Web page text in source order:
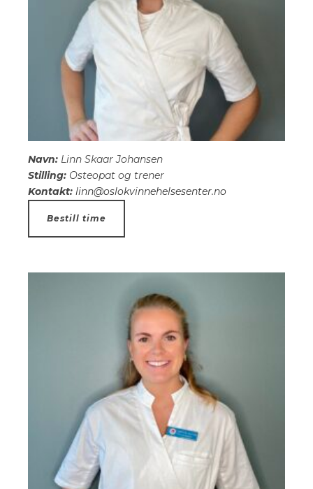
Navn: Linn Skaar Johansen
Stilling: Osteopat og trener
Kontakt: linn@oslokvinnehelsesenter.no
Bestill time